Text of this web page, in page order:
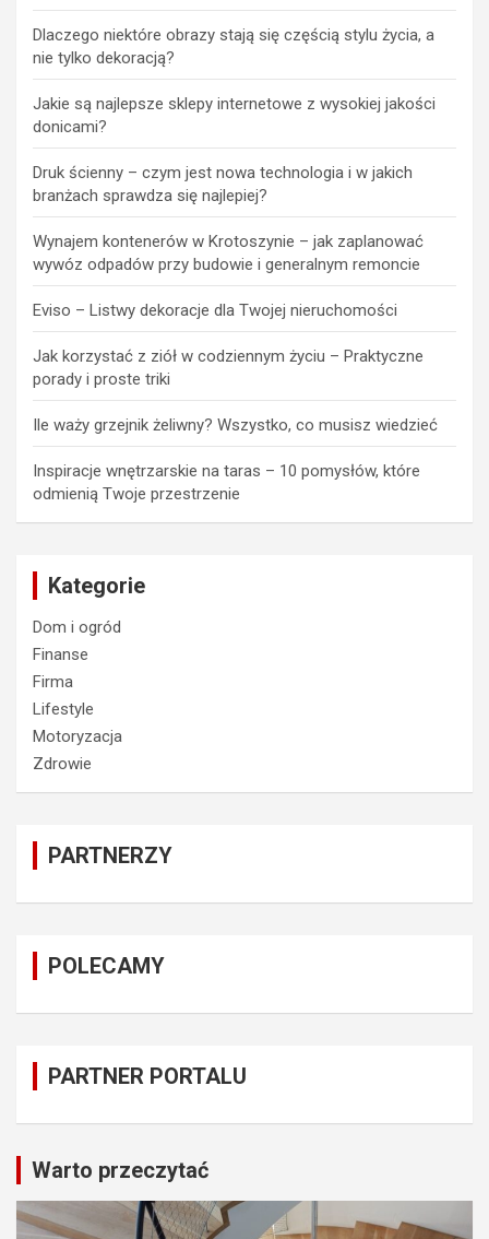
Dlaczego niektóre obrazy stają się częścią stylu życia, a
nie tylko dekoracją?
Jakie są najlepsze sklepy internetowe z wysokiej jakości
donicami?
Druk ścienny – czym jest nowa technologia i w jakich
branżach sprawdza się najlepiej?
Wynajem kontenerów w Krotoszynie – jak zaplanować
wywóz odpadów przy budowie i generalnym remoncie
Eviso – Listwy dekoracje dla Twojej nieruchomości
Jak korzystać z ziół w codziennym życiu – Praktyczne
porady i proste triki
Ile waży grzejnik żeliwny? Wszystko, co musisz wiedzieć
Inspiracje wnętrzarskie na taras – 10 pomysłów, które
odmienią Twoje przestrzenie
Kategorie
Dom i ogród
Finanse
Firma
Lifestyle
Motoryzacja
Zdrowie
PARTNERZY
POLECAMY
PARTNER PORTALU
Warto przeczytać